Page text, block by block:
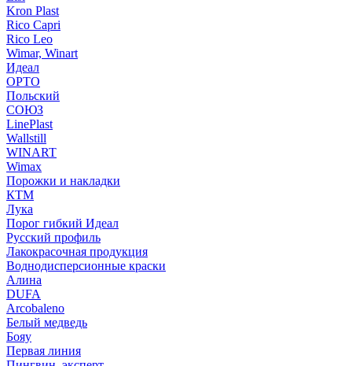
Kron Plast
Rico Capri
Rico Leo
Wimar, Winart
Идеал
ОРТО
Польский
СОЮЗ
LinePlast
Wallstill
WINART
Wimax
Порожки и накладки
КТМ
Лука
Порог гибкий Идеал
Русский профиль
Лакокрасочная продукция
Воднодисперсионные краски
Алина
DUFA
Arcobaleno
Белый медведь
Бояу
Первая линия